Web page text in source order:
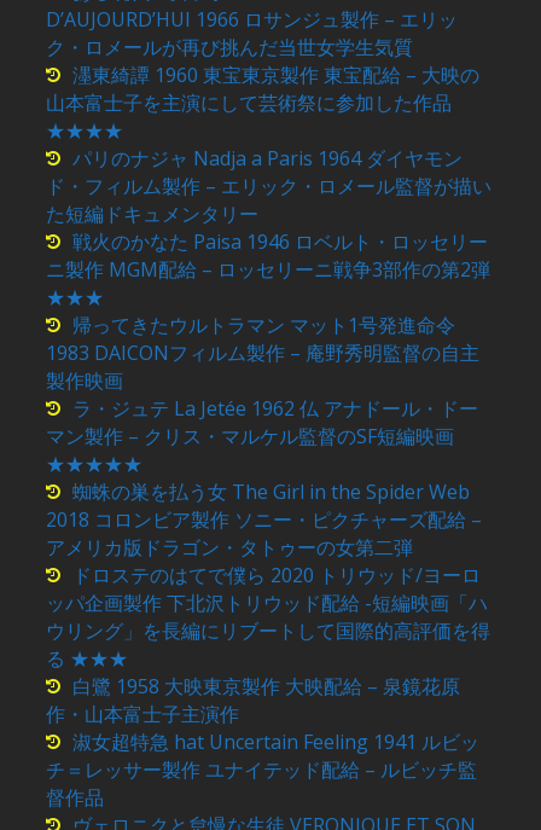
D’AUJOURD’HUI 1966 ロサンジュ製作 – エリッ
ク・ロメールが再び挑んだ当世女学生気質
濹東綺譚 1960 東宝東京製作 東宝配給 – 大映の
山本富士子を主演にして芸術祭に参加した作品
★★★★
パリのナジャ Nadja a Paris 1964 ダイヤモン
ド・フィルム製作 – エリック・ロメール監督が描い
た短編ドキュメンタリー
戦火のかなた Paisa 1946 ロベルト・ロッセリー
ニ製作 MGM配給 – ロッセリーニ戦争3部作の第2弾
★★★
帰ってきたウルトラマン マット1号発進命令
1983 DAICONフィルム製作 – 庵野秀明監督の自主
製作映画
ラ・ジュテ La Jetée 1962 仏 アナドール・ドー
マン製作 – クリス・マルケル監督のSF短編映画
★★★★★
蜘蛛の巣を払う女 The Girl in the Spider Web
2018 コロンビア製作 ソニー・ピクチャーズ配給 –
アメリカ版ドラゴン・タトゥーの女第二弾
ドロステのはてで僕ら 2020 トリウッド/ヨーロ
ッパ企画製作 下北沢トリウッド配給 -短編映画「ハ
ウリング」を長編にリブートして国際的高評価を得
る ★★★
白鷺 1958 大映東京製作 大映配給 – 泉鏡花原
作・山本富士子主演作
淑女超特急 hat Uncertain Feeling 1941 ルビッ
チ＝レッサー製作 ユナイテッド配給 – ルビッチ監
督作品